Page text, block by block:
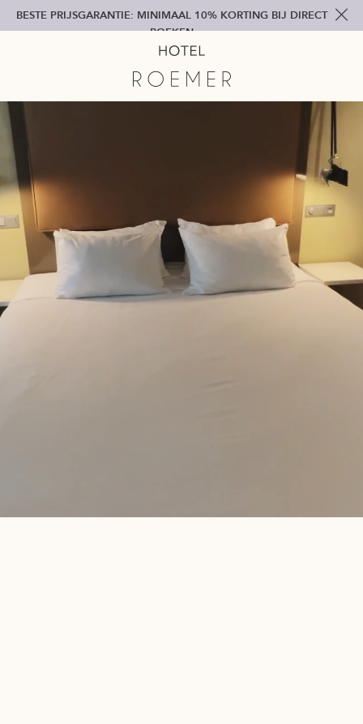
BESTE PRIJSGARANTIE: MINIMAAL 10% KORTING BIJ DIRECT
BOEKEN